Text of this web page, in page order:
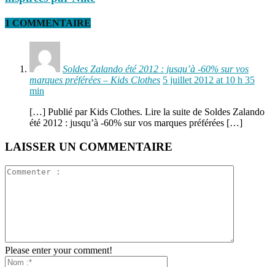
1 COMMENTAIRE
Soldes Zalando été 2012 : jusqu’à -60% sur vos
marques préférées – Kids Clothes 5 juillet 2012 at 10 h 35
min
[…] Publié par Kids Clothes. Lire la suite de Soldes Zalando
été 2012 : jusqu’à -60% sur vos marques préférées […]
LAISSER UN COMMENTAIRE
Please enter your comment!